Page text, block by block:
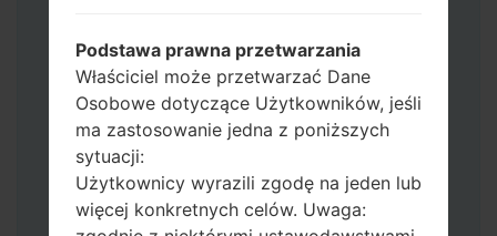
zachować wszystkie swoje dane i aplikacje.
Teraz wyłącz swój telefon i przejdź do
trybu pobierania. Jak wykonać wszystkie
metody:
Naciśnij i przytrzymaj klawisz zasilania,
przycisk zwiększania głośności i klawisz
Bixby.
Naciśnij i przytrzymaj klawisze
Podstawa prawna przetwarzania
Właściciel może przetwarzać Dane
Osobowe dotyczące Użytkowników, jeśli
ma zastosowanie jedna z poniższych
sytuacji:
Użytkownicy wyrazili zgodę na jeden lub
więcej konkretnych celów. Uwaga: